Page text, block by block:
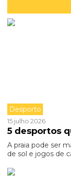
Desporto
15 julho 2026
5 desportos
A praia pode ser
de sol e jogos de